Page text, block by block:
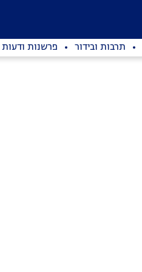
תרבות ובידור פרשנות ודעות